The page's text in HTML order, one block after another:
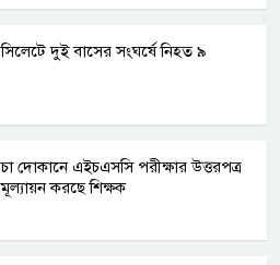
সিলেটে দুই বাসের সংঘর্ষে নিহত ৯
চা দোকানে এইচএসসি পরীক্ষার উত্তরপত্র
মূল্যায়ন করছে শিক্ষক